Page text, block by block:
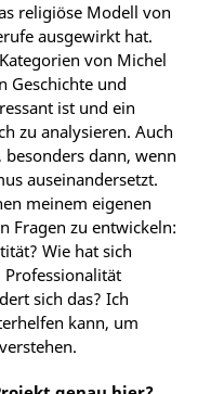
religiöse Modell von
ausgewirkt hat.
von Michel
Geschichte und
ist und ein
zu analysieren. Auch
dann, wenn
auseinandersetzt.
meinem eigenen
Fragen zu entwickeln:
Wie hat sich
sich das? Ich
kann, um